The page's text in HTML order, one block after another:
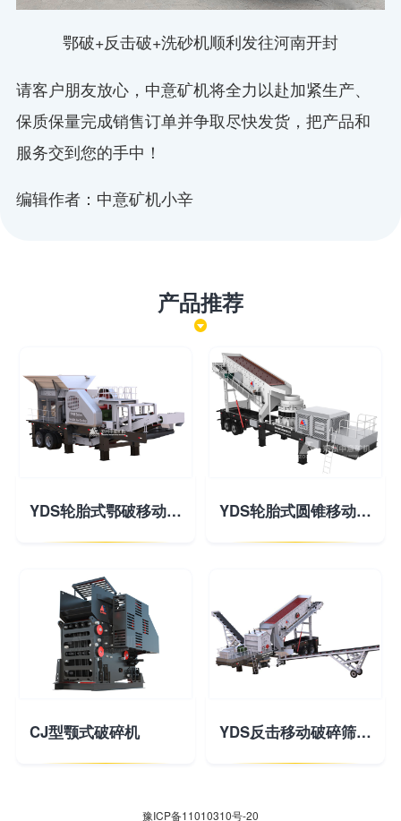
鄂破+反击破+洗砂机顺利发往河南开封
请客户朋友放心，中意矿机将全力以赴加紧生产、
保质保量完成销售订单并争取尽快发货，把产品和
服务交到您的手中！
编辑作者：中意矿机小辛
产品推荐
YDS轮胎式鄂破移动破碎站 YDS轮胎式圆锥移动破碎站
CJ型颚式破碎机 YDS反击移动破碎筛分站
豫ICP备11010310号-20